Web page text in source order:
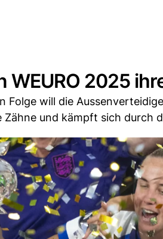
WEURO 2025
Folge will die
Zähne und kämpft sich durch